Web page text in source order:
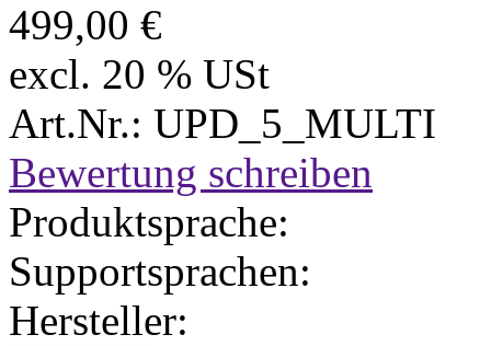
499,00 €
excl. 20 % USt
Art.Nr.: UPD_5_MULTI
Bewertung schreiben
Produktsprache:
Supportsprachen:
Hersteller: